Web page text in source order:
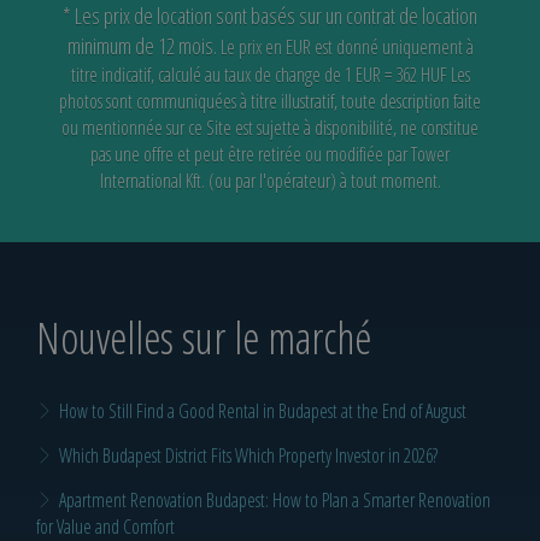
* Les prix de location sont basés sur un contrat de location
minimum de 12 mois. Le prix en EUR est donné uniquement à
titre indicatif, calculé au taux de change de 1 EUR = 362 HUFLes
photos sont communiquées à titre illustratif, toute description faite
ou mentionnée sur ce Site est sujette à disponibilité,ne constitue
pas une offre et peut être retirée ou modifiée par Tower
International Kft. (ou par l'opérateur) à tout moment.
Nouvelles sur le marché
How to Still Find a Good Rental in Budapest at the End of August
Which Budapest District Fits Which Property Investor in 2026?
Apartment Renovation Budapest: How to Plan a Smarter Renovation
for Value and Comfort